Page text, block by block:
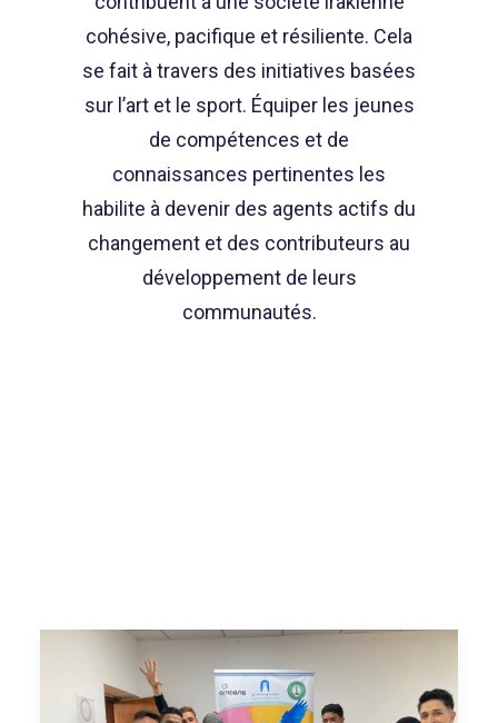
cohésive, pacifique et résiliente. Cela
se fait à travers des initiatives basées
sur l’art et le sport. Équiper les jeunes
de compétences et de
connaissances pertinentes les
habilite à devenir des agents actifs du
changement et des contributeurs au
développement de leurs
communautés.